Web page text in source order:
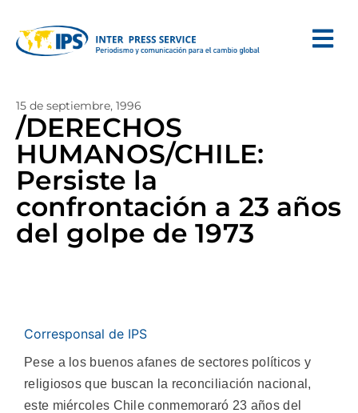
15 de septiembre, 1996
/DERECHOS
HUMANOS/CHILE:
Persiste la
confrontación a 23 años
del golpe de 1973
Corresponsal de IPS
Pese a los buenos afanes de sectores políticos y
religiosos que buscan la reconciliación nacional,
este miércoles Chile conmemoraró 23 años del